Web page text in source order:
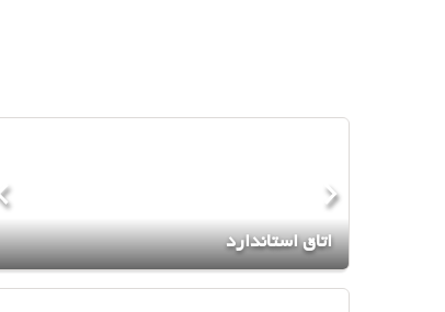
اتاق استاندارد